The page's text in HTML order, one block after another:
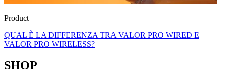
Product
QUAL È LA DIFFERENZA TRA VALOR PRO WIRED E
VALOR PRO WIRELESS?
SHOP